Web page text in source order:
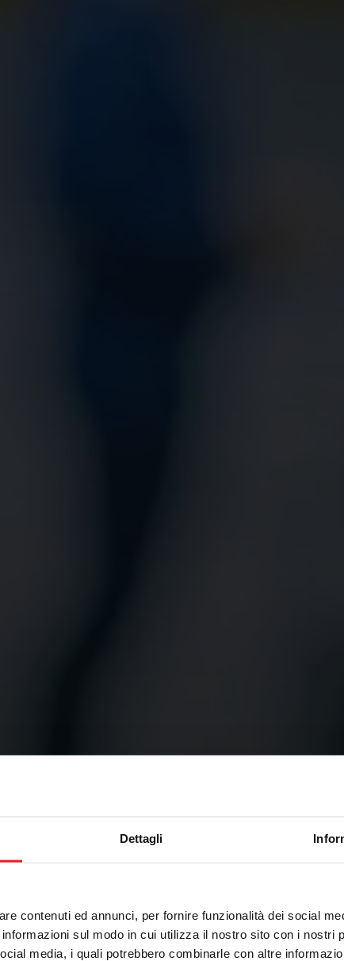
Dettagli
contenuti ed annunci, per fornire funzionalità dei social
sul modo in cui utilizza il nostro sito con i nostri
media, i quali potrebbero combinarle con altre